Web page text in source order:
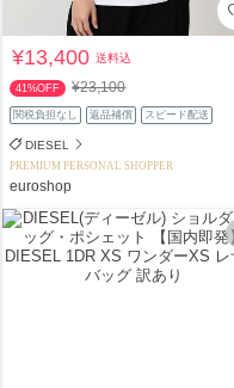
¥13,400送料込
41%OFF ¥23,100
関税負担なし 返品補償 スピード配送
DIESEL
PREMIUM PERSONAL SHOPPER
euroshop